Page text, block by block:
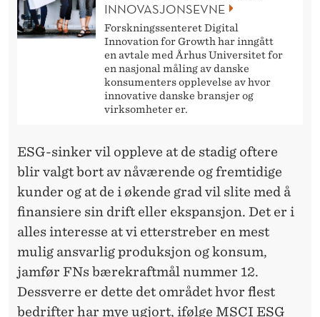
INNOVASJONSEVNE
Forskningssenteret Digital
Innovation for Growth har inngått
en avtale med Århus Universitet for
en nasjonal måling av danske
konsumenters opplevelse av hvor
innovative danske bransjer og
virksomheter er.
ESG-sinker vil oppleve at de stadig oftere
blir valgt bort av nåværende og fremtidige
kunder og at de i økende grad vil slite med å
finansiere sin drift eller ekspansjon. Det er i
alles interesse at vi etterstreber en mest
mulig ansvarlig produksjon og konsum,
jamfør FNs bærekraftmål nummer 12.
Dessverre er dette det området hvor flest
bedrifter har mye ugjort, ifølge MSCI ESG